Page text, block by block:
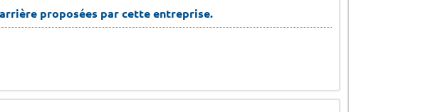
proposées par cette entreprise.